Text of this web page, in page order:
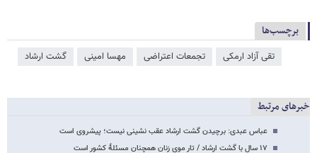
برچسب‌ها
تقی آزاد ارمکی تجمعات اعتراضی مهسا امینی گشت ارشاد
خبرهای مرتبط
عباس عبدی: برچیدن گشت ارشاد عقب نشینی نیست؛ پیشروی است
۱۷ سال با گشت ارشاد / تار موی زنان همچنان مسئلهٔ کشور است